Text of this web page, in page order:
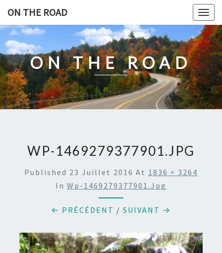
content
ON THE ROAD
ON THE ROAD
WP-1469279377901.JPG
Published 23 Juillet 2016 At 1836 × 3264
In Wp-1469279377901.jpg
← PRÉCÉDENT / SUIVANT →